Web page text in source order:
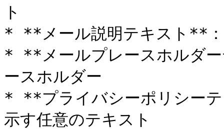
ト
* **メール説明テキスト**：
* **メールプレースホルダ
ースホルダー
* **プライバシーポリシー
示す任意のテキスト